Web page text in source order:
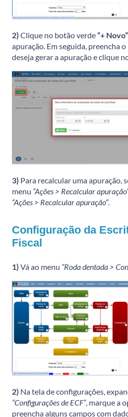
2) Clique no botão verde“+ Novo”
apuração. Em seguida, preencha
deseja gerar a apuração e clique
3) Para recalcular uma apuração,
menu “Ações > Recalcular
“Ações > Recalcular apuração”.
Configuração da
Fiscal
1) Vá ao menu “Roda dentada >
2) Na tela de configurações,
“Configurações de ECF”, marque a
preencha alguns campos com